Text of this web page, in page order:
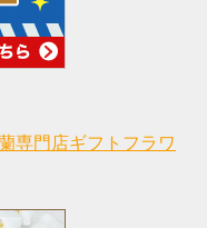
専門店ギフトフラワ